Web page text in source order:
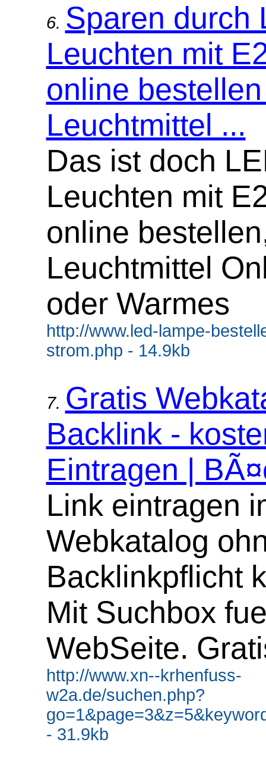
6. Sparen durch
Leuchten mit
online
Leuchtmittel ...
Das ist doch
Leuchten mit
online
Leuchtmittel
oder Warmes
http://www.led-lampe-
strom.php - 14.9kb
7. Gratis
Backlink -
Eintragen |
Link eintragen
Webkatalog
Backlinkpflicht
Mit Suchbox
WebSeite.
http://www.xn--krhenfuss-
w2a.de/suchen.php?
- 31.9kb